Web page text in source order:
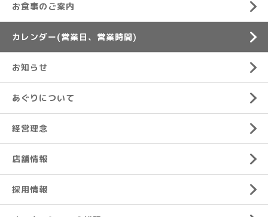
お食事のご案内
カレンダー(営業日、営業時間)
お知らせ
あぐりについて
経営理念
店舗情報
採用情報